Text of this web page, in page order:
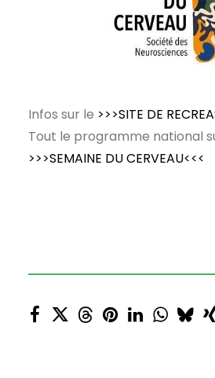
Infos sur le >>>SITE DE
Tout le programme national
>>>SEMAINE DU CERVEAU<<<